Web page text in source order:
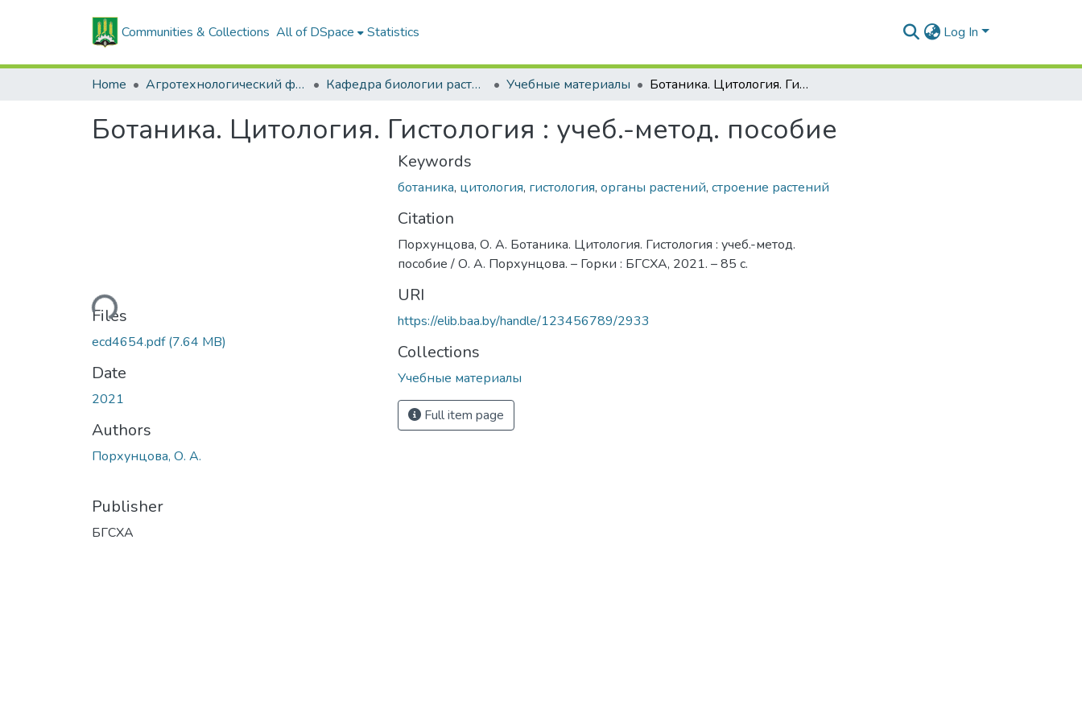
Communities & Collections All of DSpace Statistics Log In
Home Агротехнологический факультет Кафедра биологии растений и химии Учебные материалы Ботаника. Цитология. Гистология : учеб.-метод. пособие
Ботаника. Цитология. Гистология : учеб.-метод. пособие
Loading...
Files
ecd4654.pdf(7.64 MB)
Date
2021
Authors
Порхунцова, О. А.
Publisher
БГСХА
Keywords
ботаника, цитология, гистология, органы растений, строение растений
Citation
Порхунцова, О. А. Ботаника. Цитология. Гистология : учеб.-метод.
пособие / О. А. Порхунцова. – Горки : БГСХА, 2021. – 85 с.
URI
https://elib.baa.by/handle/123456789/2933
Collections
Учебные материалы
Full item page